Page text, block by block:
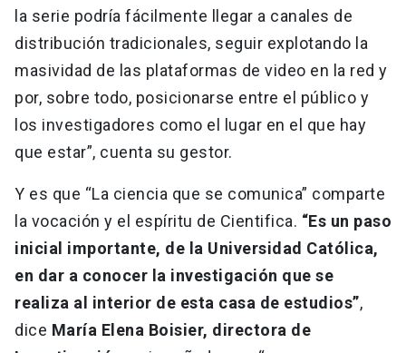
la serie podría fácilmente llegar a canales de
distribución tradicionales, seguir explotando la
masividad de las plataformas de video en la red y
por, sobre todo, posicionarse entre el público y
los investigadores como el lugar en el que hay
que estar”, cuenta su gestor.
Y es que “La ciencia que se comunica” comparte
la vocación y el espíritu de Cientifica. “Es un paso
inicial importante, de la Universidad Católica,
en dar a conocer la investigación que se
realiza al interior de esta casa de estudios”,
dice María Elena Boisier, directora de